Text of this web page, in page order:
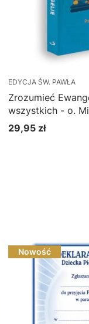
EDYCJA ŚW. PAWŁA
Zrozumieć
wszystkich - o.
Cena
29,95 zł
Nowość